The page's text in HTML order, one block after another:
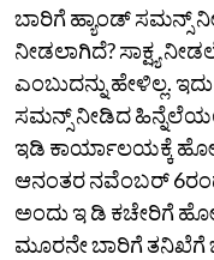
ಬಾರಿಗೆ ಹ್ಯಾಂಡ್‌ ಸಮನ್ಸ್‌
ನೀಡಲಾಗಿದೆ? ಸಾಕ್ಷ್ಯ
ಎಂಬುದನ್ನು ಹೇಳಿಲ್ಲ.
ಸಮನ್ಸ್‌ ನೀಡಿದ
ಇಡಿ ಕಾರ್ಯಾಲಯಕ್ಕೆ
ಆನಂತರ ನವೆಂಬರ್‌
ಅಂದು ಇ ಡಿ ಕಚೇರಿಗೆ
ಮೂರನೇ ಬಾರಿಗೆ ತನಿಖೆಗೆ